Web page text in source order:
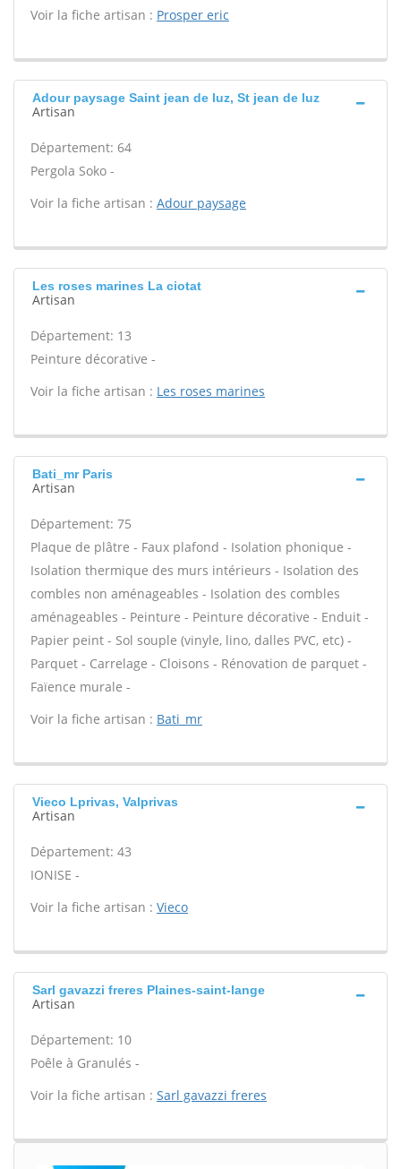
Voir la fiche artisan : Prosper eric
Adour paysage Saint jean de luz, St jean de luz
Artisan
Département: 64
Pergola Soko -
Voir la fiche artisan : Adour paysage
Les roses marines La ciotat
Artisan
Département: 13
Peinture décorative -
Voir la fiche artisan : Les roses marines
Bati_mr Paris
Artisan
Département: 75
Plaque de plâtre - Faux plafond - Isolation phonique -
Isolation thermique des murs intérieurs - Isolation des
combles non aménageables - Isolation des combles
aménageables - Peinture - Peinture décorative - Enduit -
Papier peint - Sol souple (vinyle, lino, dalles PVC, etc) -
Parquet - Carrelage - Cloisons - Rénovation de parquet -
Faïence murale -
Voir la fiche artisan : Bati_mr
Vieco Lprivas, Valprivas
Artisan
Département: 43
IONISE -
Voir la fiche artisan : Vieco
Sarl gavazzi freres Plaines-saint-lange
Artisan
Département: 10
Poêle à Granulés -
Voir la fiche artisan : Sarl gavazzi freres